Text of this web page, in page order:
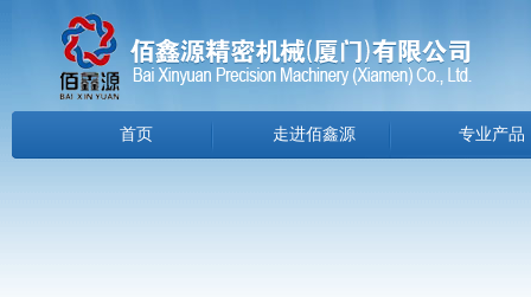
首页 走进佰鑫源 专业产品